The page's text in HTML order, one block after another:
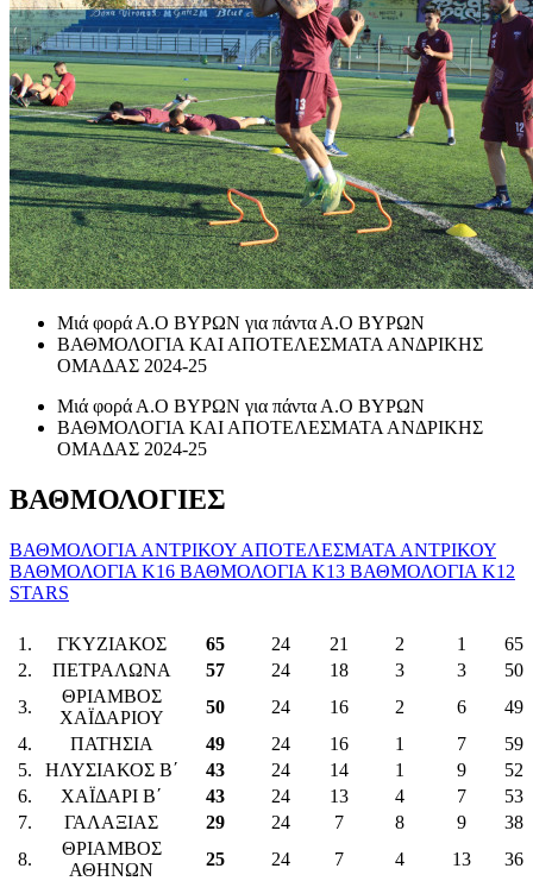
Μιά φορά Α.Ο ΒΥΡΩΝ για πάντα Α.Ο ΒΥΡΩΝ
ΒΑΘΜΟΛΟΓΙΑ ΚΑΙ ΑΠΟΤΕΛΕΣΜΑΤΑ ΑΝΔΡΙΚΗΣ
ΟΜΑΔΑΣ 2024-25
Μιά φορά Α.Ο ΒΥΡΩΝ για πάντα Α.Ο ΒΥΡΩΝ
ΒΑΘΜΟΛΟΓΙΑ ΚΑΙ ΑΠΟΤΕΛΕΣΜΑΤΑ ΑΝΔΡΙΚΗΣ
ΟΜΑΔΑΣ 2024-25
ΒΑΘΜΟΛΟΓΙΕΣ
ΒΑΘΜΟΛΟΓΙΑ ΑΝΤΡΙΚΟΥ ΑΠΟΤΕΛΕΣΜΑΤΑ ΑΝΤΡΙΚΟΥ
ΒΑΘΜΟΛΟΓΙΑ Κ16 ΒΑΘΜΟΛΟΓΙΑ Κ13 ΒΑΘΜΟΛΟΓΙΑ Κ12
STARS
1.
ΓΚΥΖΙΑΚΟΣ 65 24 21 2 1
65
2.
ΠΕΤΡΑΛΩΝΑ 57 24 18 3 3
50
3.
ΘΡΙΑΜΒΟΣ
ΧΑΪΔΑΡΙΟΥ
50 24 16 2 6
49
4.
ΠΑΤΗΣΙΑ 49 24 16 1 7
59
5.
ΗΛΥΣΙΑΚΟΣ Β΄ 43 24 14 1 9
52
6.
ΧΑΪΔΑΡΙ Β΄ 43 24 13 4 7
53
7.
ΓΑΛΑΞΙΑΣ 29 24 7 8 9
38
8.
ΘΡΙΑΜΒΟΣ
ΑΘΗΝΩΝ
25 24 7 4 13
36